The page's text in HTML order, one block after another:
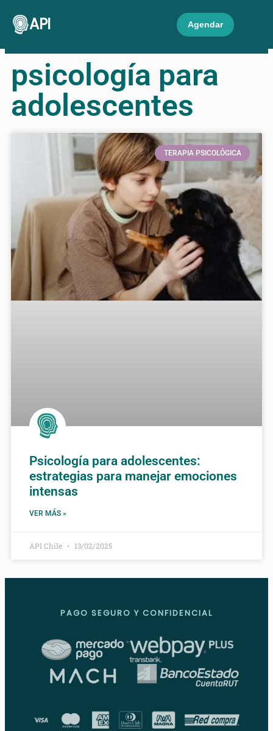
API Agendar
psicología para
adolescentes
TERAPIA PSICOLÓGICA
Psicología para adolescentes:
estrategias para manejar emociones
intensas
VER MÁS »
API Chile 13/02/2025
PAGO SEGURO Y CONFIDENCIAL